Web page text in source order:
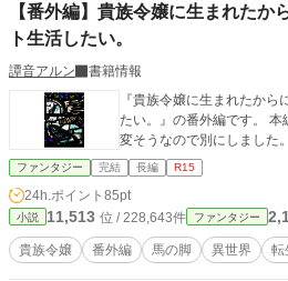
【番外編】貴族令嬢に生まれたか
ト生活したい。
譚音アルン
書籍情報
『貴族令嬢に生まれたか
たい。』の番外編です。
変そうなので別にしました。
ファンタジー 完結 長編 R15
24h.ポイント 85pt
小説 11,513 位 / 228,643件 ファンタジー
貴族令嬢 番外編 馬の脚 異世界 転